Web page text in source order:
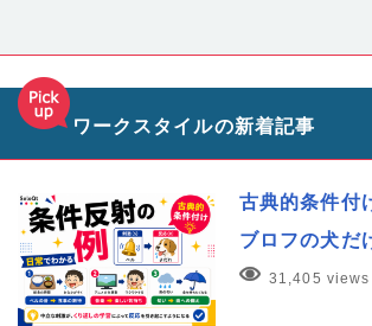
ワークスタイルの新着記事
古典的条件付
ブロフの犬だ
31,405 views